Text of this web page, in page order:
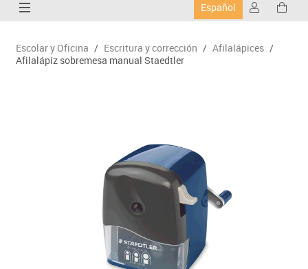
Español
Escolar y Oficina / Escritura y corrección / Afilalápices /
Afilalápiz sobremesa manual Staedtler